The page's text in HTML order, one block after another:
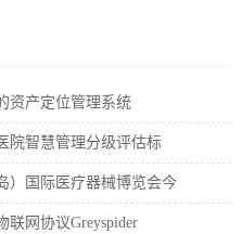
资产定位管理系统
院智慧管理分级评估标
）国际医疗器械博览会今
联网协议Greyspider